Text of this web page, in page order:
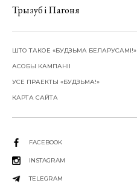
Трызуб і Пагоня
ШТО ТАКОЕ «БУДЗЬМА БЕЛАРУСАМІ!»
АСОБЫ КАМПАНІІ
УСЕ ПРАЕКТЫ «БУДЗЬМА!»
КАРТА САЙТА
FACEBOOK
INSTAGRAM
TELEGRAM